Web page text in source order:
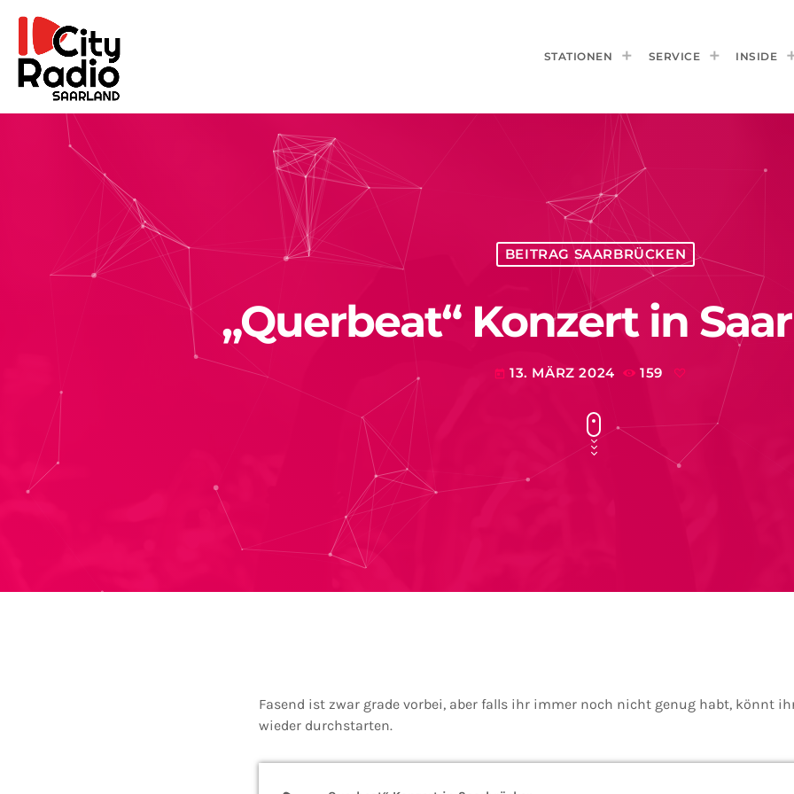
STATIONEN SERVICE INSIDE
BEITRAG SAARBRÜCKEN
„Querbeat“ Konzert in
today 13. MÄRZ 2024 159
Fasend ist zwar grade vorbei, aber falls ihr immer noch nicht genug habt, könnt
wieder durchstarten.